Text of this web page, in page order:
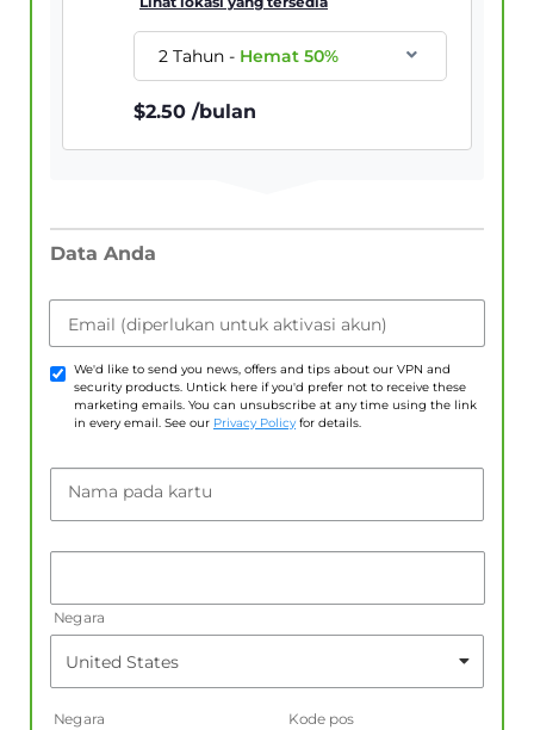
2 Tahun- Hemat50%
$2.50 /bulan
Data Anda
Email (diperlukan untuk aktivasi akun)
We'd like to send you news, offers and tips about our VPN and
security products. Untick here if you'd prefer not to receive these
marketing emails. You can unsubscribe at any time using the link
in every email. See our Privacy Policy for details.
Nama pada kartu
Negara
Negara Kode pos